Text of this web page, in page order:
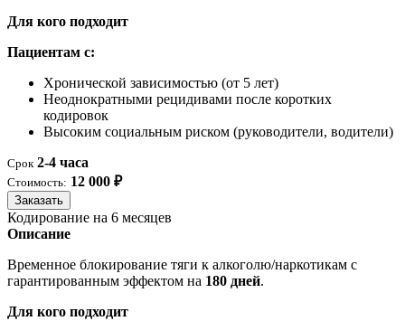
Для кого подходит
Пациентам с:
Хронической зависимостью (от 5 лет)
Неоднократными рецидивами после коротких
кодировок
Высоким социальным риском (руководители, водители)
Срок 2-4 часа
Стоимость: 12 000 ₽
Заказать
Кодирование на 6 месяцев
Описание
Временное блокирование тяги к алкоголю/наркотикам с
гарантированным эффектом на 180 дней.
Для кого подходит